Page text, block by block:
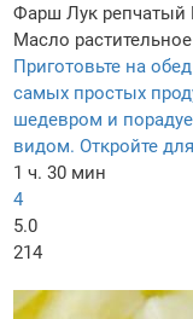
Фарш Лук репчатый
Масло растительное
Приготовьте на
самых простых
шедевром и
видом. Откройте
1 ч. 30 мин
4
5.0
214